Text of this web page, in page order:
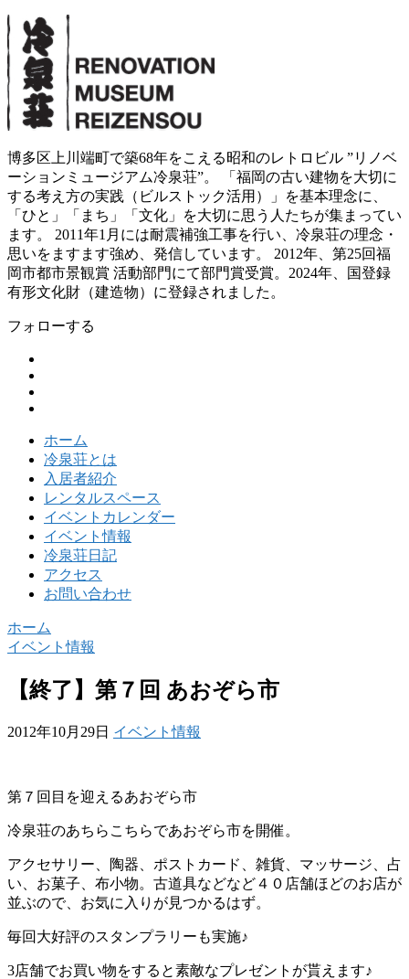
博多区上川端町で築68年をこえる昭和のレトロビル ”リノベ
ーションミュージアム冷泉荘”。 「福岡の古い建物を大切に
する考え方の実践（ビルストック活用）」を基本理念に、
「ひと」「まち」「文化」を大切に思う人たちが集まってい
ます。 2011年1月には耐震補強工事を行い、冷泉荘の理念・
思いをますます強め、発信しています。 2012年、第25回福
岡市都市景観賞 活動部門にて部門賞受賞。2024年、国登録
有形文化財（建造物）に登録されました。
フォローする
ホーム
冷泉荘とは
入居者紹介
レンタルスペース
イベントカレンダー
イベント情報
冷泉荘日記
アクセス
お問い合わせ
ホーム
イベント情報
【終了】第７回 あおぞら市
2012年10月29日 イベント情報
第７回目を迎えるあおぞら市
冷泉荘のあちらこちらであおぞら市を開催。
アクセサリー、陶器、ポストカード、雑貨、マッサージ、占
い、お菓子、布小物。古道具などなど４０店舗ほどのお店が
並ぶので、お気に入りが見つかるはず。
毎回大好評のスタンプラリーも実施♪
3店舗でお買い物をすると素敵なプレゼントが貰えます♪